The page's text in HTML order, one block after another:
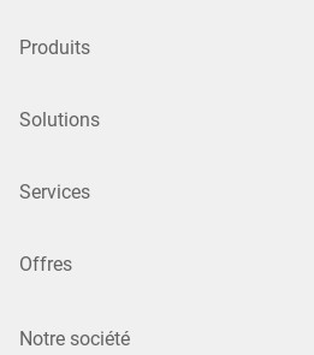
Produits
Solutions
Services
Offres
Notre société